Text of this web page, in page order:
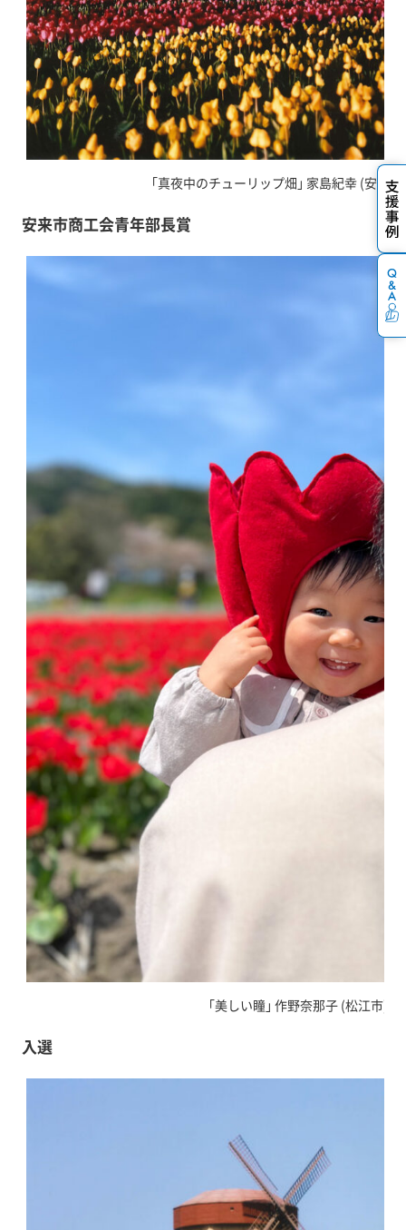
｢真夜中のチューリップ畑｣ 家島紀幸 (安来市)
安来市商工会青年部長賞
｢美しい瞳｣ 作野奈那子 (松江市)
入選